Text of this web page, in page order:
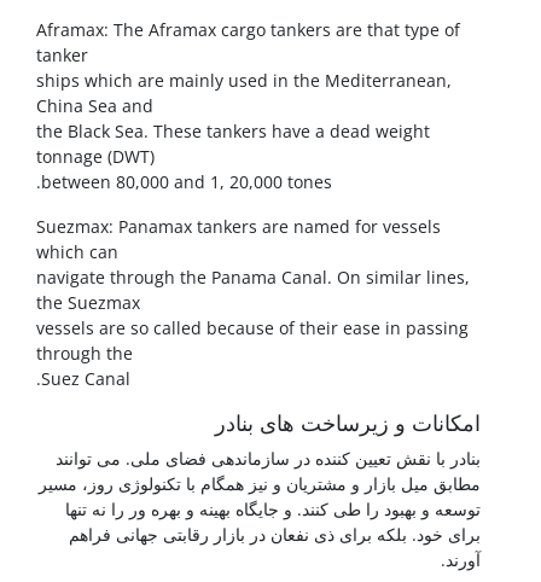
Aframax: The Aframax cargo tankers are that type of
tanker
ships which are mainly used in the Mediterranean,
China Sea and
the Black Sea. These tankers have a dead weight
tonnage (DWT)
between 80,000 and 1, 20,000 tones.
Suezmax: Panamax tankers are named for vessels
which can
navigate through the Panama Canal. On similar lines,
the Suezmax
vessels are so called because of their ease in passing
through the
Suez Canal.
امکانات و زیرساخت های بنادر
بنادر با نقش تعیین کننده در سازماندهی فضای ملی. می توانند
مطابق میل بازار و مشتریان و نیز همگام با تکنولوژی روز، مسیر
توسعه و بهبود را طی کنند. و جایگاه بهینه و بهره ور را نه تنها
برای خود. بلکه برای ذی نفعان در بازار رقابتی جهانی فراهم
آورند.